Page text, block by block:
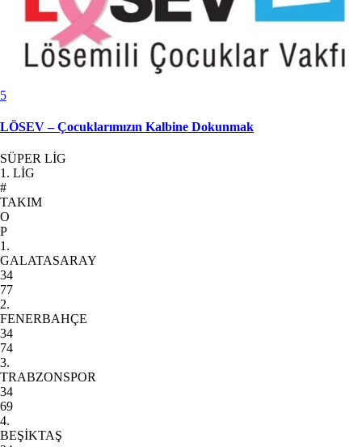
5
LÖSEV – Çocuklarımızın Kalbine Dokunmak
SÜPER LİG
1. LİG
#
TAKIM
O
P
1.
GALATASARAY
34
77
2.
FENERBAHÇE
34
74
3.
TRABZONSPOR
34
69
4.
BEŞİKTAŞ